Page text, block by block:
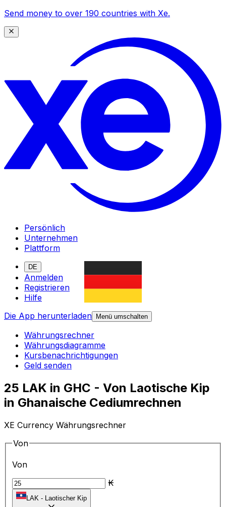
Send money to over 190 countries with Xe.
Persönlich
Unternehmen
Plattform
DE
Anmelden
Registrieren
Hilfe
Die App herunterladen
Menü umschalten
Währungsrechner
Währungsdiagramme
Kursbenachrichtigungen
Geld senden
25 LAK in GHC - Von Laotische Kip
in Ghanaische Cediumrechnen
XE Currency Währungsrechner
Von
Von
₭
LAK - Laotischer Kip